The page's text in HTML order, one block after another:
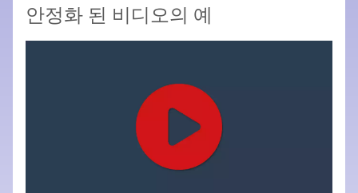
안정화 된 비디오의 예